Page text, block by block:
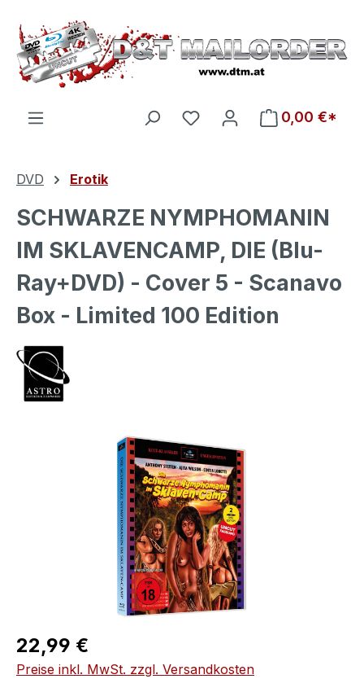
Zum Hauptinhalt springen
Du hast 0 Produkte auf
0,00 €*
DVD Erotik
SCHWARZE NYMPHOMANIN
IM SKLAVENCAMP, DIE (Blu-
Ray+DVD) - Cover 5 - Scanavo
Box - Limited 100 Edition
Bildergalerie überspringen
Regulärer Preis:
22,99 €
Preise inkl. MwSt. zzgl. Versandkosten